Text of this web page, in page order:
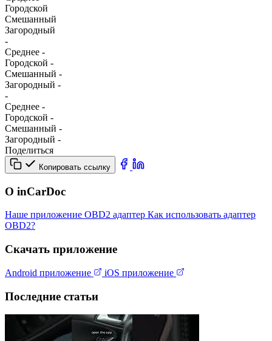
Городской
Смешанный
Загородный
-
Среднее -
Городской -
Смешанный -
Загородный -
-
Среднее -
Городской -
Смешанный -
Загородный -
Поделиться
Копировать ссылку
О inCarDoc
Наше приложение OBD2 адаптер Как использовать адаптер
OBD2?
Скачать приложение
Android приложение iOS приложение
Последние статьи